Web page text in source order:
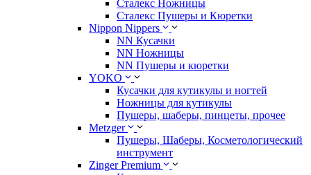
Сталекс Ножницы
Сталекс Пушеры и Кюретки
Nippon Nippers
NN Кусачки
NN Ножницы
NN Пушеры и кюретки
YOKO
Кусачки для кутикулы и ногтей
Ножницы для кутикулы
Пушеры, шаберы, пинцеты, прочее
Metzger
Пушеры, Шаберы, Косметологический
инструмент
Zinger Premium